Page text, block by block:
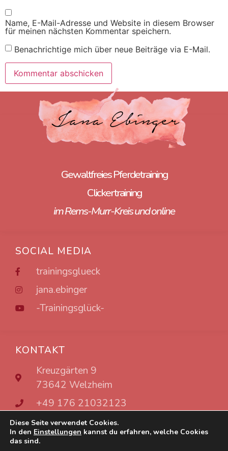
Name, E-Mail-Adresse und Website in diesem Browser
für meinen nächsten Kommentar speichern.
Benachrichtige mich über neue Beiträge via E-Mail.
KONTAKT
Kreuzgärten 9
73642 Welzheim
+49 176 21032123
info@trainingsglueck.de
SOCIAL MEDIA
trainingsglueck
jana.ebinger
-Trainingsglück-
Gewaltfreies Pferdetraining
Clickertraining
im Rems-Murr-Kreis und online
Diese Seite verwendet Cookies.
In den Einstellungen kannst du erfahren, welche Cookies
das sind.